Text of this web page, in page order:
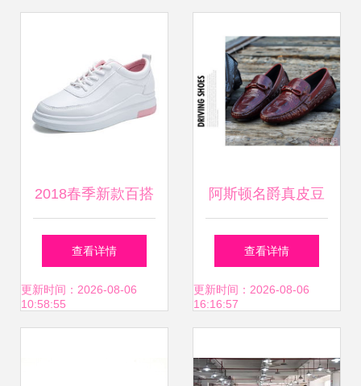
2018春季新款百搭
小白鞋 透气防滑，
学生党必备的休闲
查看详情
更新时间：2026-08-06
10:58:55
阿斯顿名爵真皮豆
豆鞋 夏鳄鱼纹驾车
的优质选择
查看详情
更新时间：2026-08-06
16:16:57